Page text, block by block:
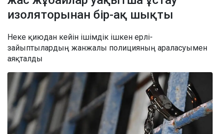
изоляторынан бір-ақ шықты
Неке қиюдан кейін ішімдік ішкен ерлі-
зайыптылардың жанжалы полицияның араласуымен
аяқталды